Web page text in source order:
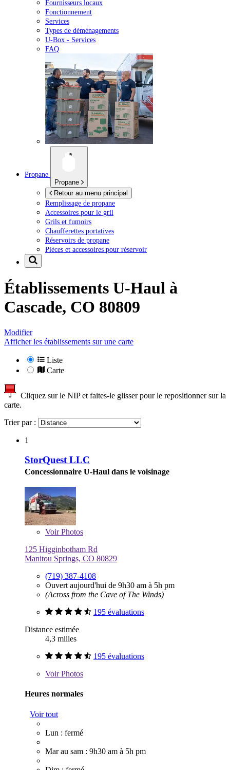
Fournisseurs locaux
Fonctionnement
Services
Types de déménagements
U-Box - Services
FAQ
Propane
Propane
Retour au menu principal
Remplissage de propane
Accessoires pour le gril
Grils et fumoirs
Chaufferettes portatives
Réservoirs de propane
Pièces et accessoires pour réservoir
Établissements U-Haul à
Cascade, CO 80809
Modifier
Afficher les établissements sur une carte
Liste
Carte
Cliquez sur le NIP et faites-le glisser pour le repositionner sur la
carte.
Trier par :
1
StorQuest LLC
Concessionnaire U-Haul dans le voisinage
VoirPhotos
125 Higginbotham Rd
Manitou Springs, CO 80829
(719) 387-4108
Ouvert aujourd'hui de 9h30 am à 5h pm
(Across from the Cave of The Winds)
195 évaluations
Distance estimée
4,3 milles
195 évaluations
VoirPhotos
Heures normales
Voir tout
Lun : fermé
Mar au sam : 9h30 am à 5h pm